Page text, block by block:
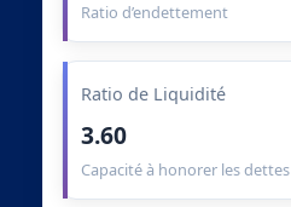
Ratio d’endettement
Ratio de Liquidité
3.60
Capacité à honorer les dettes